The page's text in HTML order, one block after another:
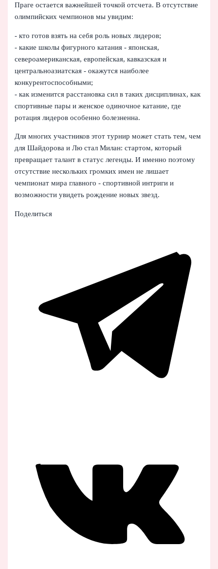
Праге остается важнейшей точкой отсчета. В отсутствие
олимпийских чемпионов мы увидим:
- кто готов взять на себя роль новых лидеров;
- какие школы фигурного катания - японская,
североамериканская, европейская, кавказская и
центральноазиатская - окажутся наиболее
конкурентоспособными;
- как изменится расстановка сил в таких дисциплинах, как
спортивные пары и женское одиночное катание, где
ротация лидеров особенно болезненна.
Для многих участников этот турнир может стать тем, чем
для Шайдорова и Лю стал Милан: стартом, который
превращает талант в статус легенды. И именно поэтому
отсутствие нескольких громких имен не лишает
чемпионат мира главного - спортивной интриги и
возможности увидеть рождение новых звезд.
Поделиться